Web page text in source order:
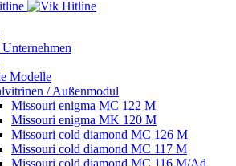
Modelle
/ Außenmodul
Missouri enigma MC 122 M
Missouri enigma MK 120 M
Missouri cold diamond MC 126 M
Missouri cold diamond MC 117 M
Missouri cold diamond MC 116 M/Ad